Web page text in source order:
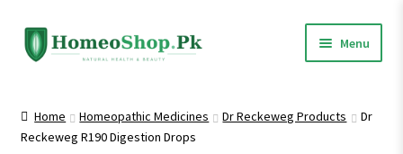
Skip
to
Skip
to
Menu
Shop All
Home Homeopathic Medicines Dr Reckeweg Products
Dr
Reckeweg R190 Digestion Drops